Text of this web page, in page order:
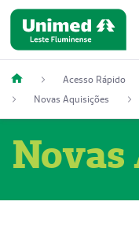
Acesso Rápido
Novas Aquisições
Novas